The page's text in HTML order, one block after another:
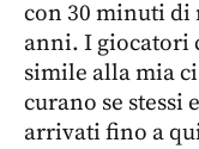
con 30 minuti di
anni. I giocatori
simile alla mia
curano se stessi
arrivati fino a